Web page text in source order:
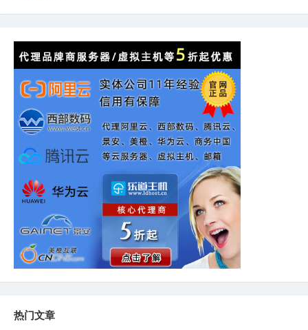
热门文章